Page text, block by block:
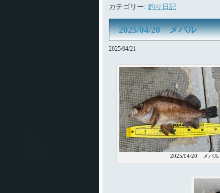
カテゴリー: 釣り日記
2025/04/20 メバル
2025/04/21
2025/04/20 メバル